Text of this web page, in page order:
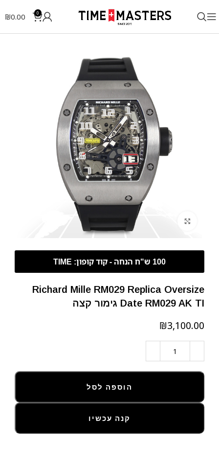
0
₪0.00
לחצו להגדלה
Richard Mille RM029 Replica Oversize
Date RM029 AK TI גימור קצה
₪
הוספה לסל
קנה עכשיו